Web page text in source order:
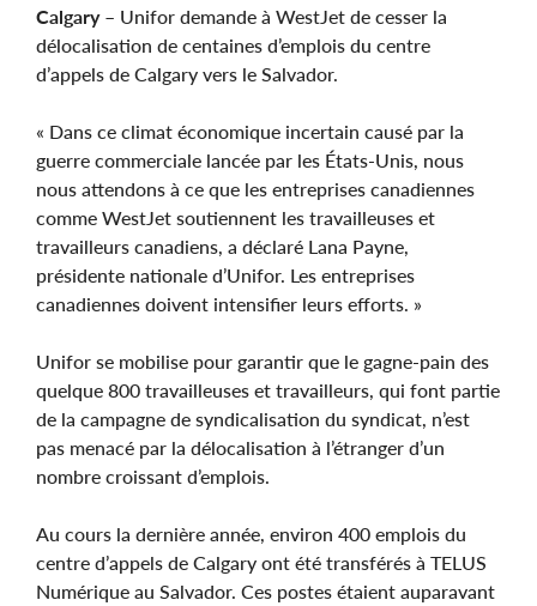
Calgary – Unifor demande à WestJet de cesser la
délocalisation de centaines d’emplois du centre
d’appels de Calgary vers le Salvador.
« Dans ce climat économique incertain causé par la
guerre commerciale lancée par les États-Unis, nous
nous attendons à ce que les entreprises canadiennes
comme WestJet soutiennent les travailleuses et
travailleurs canadiens, a déclaré Lana Payne,
présidente nationale d’Unifor. Les entreprises
canadiennes doivent intensifier leurs efforts. »
Unifor se mobilise pour garantir que le gagne-pain des
quelque 800 travailleuses et travailleurs, qui font partie
de la campagne de syndicalisation du syndicat, n’est
pas menacé par la délocalisation à l’étranger d’un
nombre croissant d’emplois.
Au cours la dernière année, environ 400 emplois du
centre d’appels de Calgary ont été transférés à TELUS
Numérique au Salvador. Ces postes étaient auparavant